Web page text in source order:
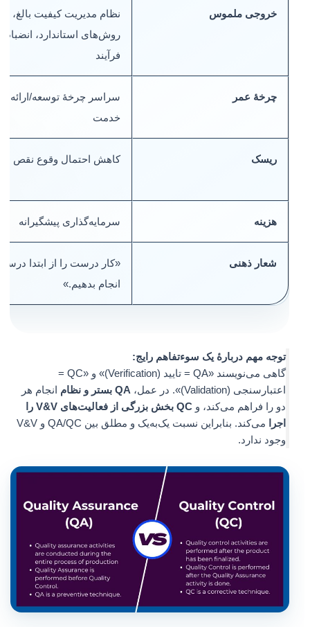
خروجی ملموس
نظام مدیریت کیفیت بالغ،
روش‌های استاندارد، انضباط
فرآیند
چرخهٔ عمر
سراسر چرخهٔ توسعه/ارائه
خدمت
ریسک کاهش احتمال وقوع نقص
هزینه سرمایه‌گذاری پیشگیرانه
شعار ذهنی
«کار درست را از ابتدا درست
انجام بدهیم.»
توجه مهم دربارهٔ یک سوءتفاهم رایج:
گاهی می‌نویسند «QA = تایید (Verification)» و «QC =
اعتبارسنجی (Validation)». در عمل،
QA بستر و نظام
انجام هر
دو را فراهم می‌کند، و
QC بخش بزرگی از فعالیت‌های V&V را
اجرا
می‌کند. بنابراین نسبت یک‌به‌یک و مطلق بین QA/QC و V&V
وجود ندارد.